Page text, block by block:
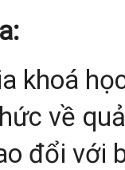
khoá
về
đổi với